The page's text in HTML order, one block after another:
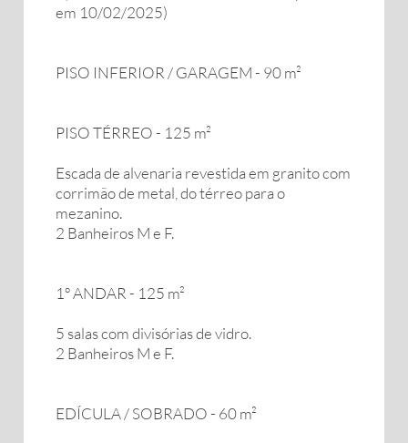
em 10/02/2025)
PISO INFERIOR / GARAGEM - 90 m²
PISO TÉRREO - 125 m²
Escada de alvenaria revestida em granito com
corrimão de metal, do térreo para o
mezanino.
2 Banheiros M e F.
1º ANDAR - 125 m²
5 salas com divisórias de vidro.
2 Banheiros M e F.
EDÍCULA / SOBRADO - 60 m²